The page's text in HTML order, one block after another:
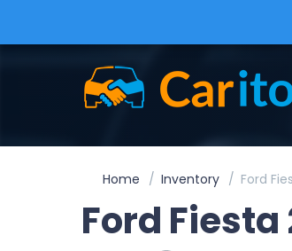
Home Inventory Ford
Ford